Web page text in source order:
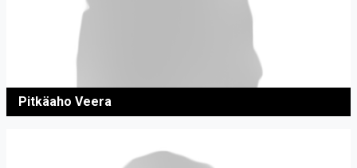
Pitkäaho Veera